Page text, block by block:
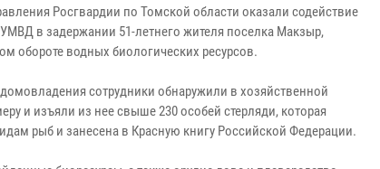
Росгвардии по Томской области оказали содействие
в задержании 51-летнего жителя поселка Макзыр,
обороте водных биологических ресурсов.
сотрудники обнаружили в хозяйственной
и изъяли из нее свыше 230 особей стерляди, которая
рыб и занесена в Красную книгу Российской Федерации.